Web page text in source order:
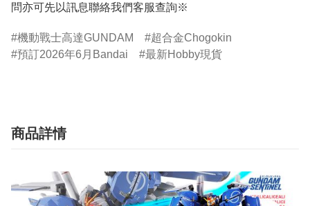
問亦可先以訊息聯絡我們客服查詢※
機動戰士高達GUNDAM
超合金Chogokin
預訂2026年6月Bandai
最新Hobby現貨
商品詳情